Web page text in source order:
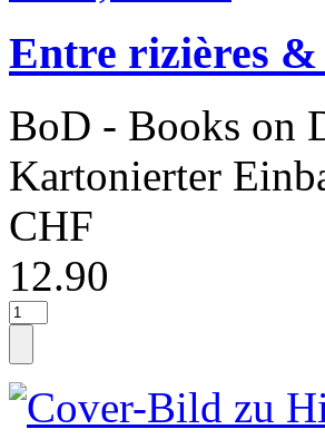
Entre rizières
BoD - Books on
Kartonierter
CHF
12.90